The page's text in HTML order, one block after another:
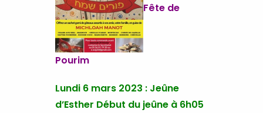
Fête de
Pourim
Lundi 6 mars 2023 : Jeûne
d’Esther Début du jeûne à 6h05